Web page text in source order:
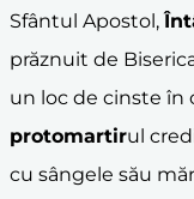
Sfântul Apostol,
prăznuit de
un loc de cinste în
protomartirul
cu sângele său